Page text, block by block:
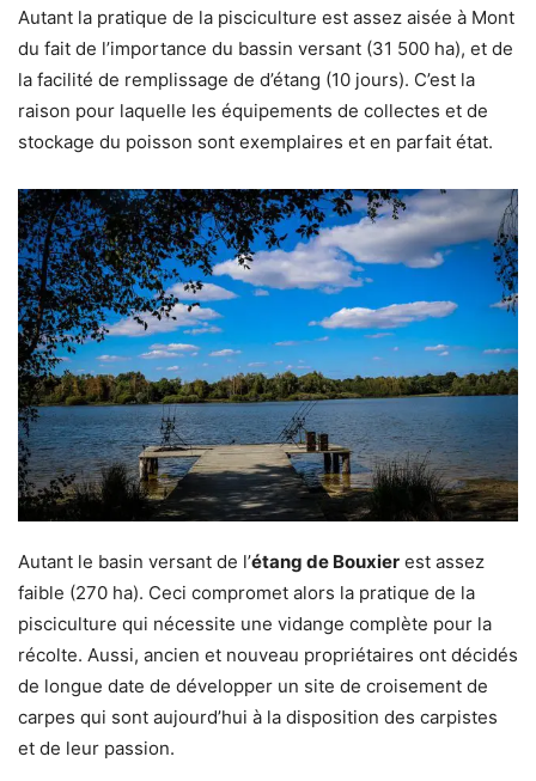
Autant la pratique de la pisciculture est assez aisée à Mont
du fait de l’importance du bassin versant (31 500 ha), et de
la facilité de remplissage de d’étang (10 jours). C’est la
raison pour laquelle les équipements de collectes et de
stockage du poisson sont exemplaires et en parfait état.
Autant le basin versant de l’étang de Bouxier est assez
faible (270 ha). Ceci compromet alors la pratique de la
pisciculture qui nécessite une vidange complète pour la
récolte. Aussi, ancien et nouveau propriétaires ont décidés
de longue date de développer un site de croisement de
carpes qui sont aujourd’hui à la disposition des carpistes
et de leur passion.